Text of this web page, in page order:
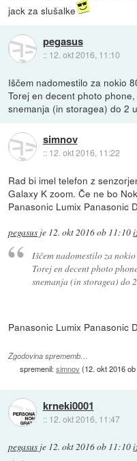
jack za slušalke
pegasus
:: 12. okt 2016, 11:10
Iščem nadomestilo za nokio
Torej en decent photo
snemanja (in storagea) do 2
simnov
:: 12. okt 2016, 11:22
Rad bi imel telefon z
Galaxy K zoom. Če ne bo
Panasonic Lumix Panasonic
pegasus je 12. okt 2016 ob 11:10
Iščem nadomestilo za
Torej en decent photo
snemanja (in storagea) do
Panasonic Lumix Panasonic
Zgodovina sprememb…
spremenil:simnov(12. okt 2016
krneki0001
:: 12. okt 2016, 11:47
pegasus je 12. okt 2016 ob 11:10